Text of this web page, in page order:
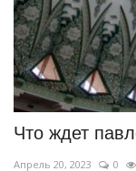
Что ждет
Апрель 20, 2023 0